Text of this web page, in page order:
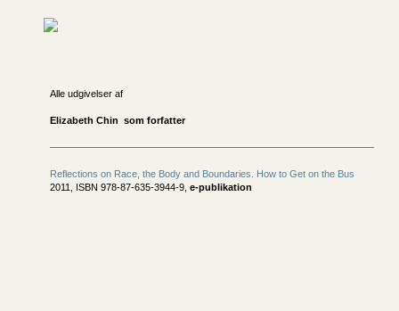
Alle udgivelser af
Elizabeth Chin som forfatter
Reflections on Race, the Body and Boundaries. How to Get on the Bus
2011, ISBN 978-87-635-3944-9, e-publikation